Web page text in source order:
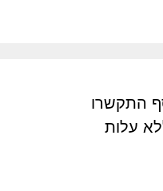
התקשרו
עלות